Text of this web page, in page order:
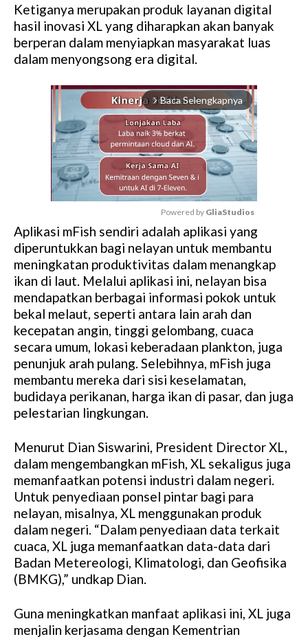
Ketiganya merupakan produk layanan digital
hasil inovasi XL yang diharapkan akan banyak
berperan dalam menyiapkan masyarakat luas
dalam menyongsong era digital.
arrow_forward_ios Baca Selengkapnya
M
u
t
e
Powered by GliaStudios
Aplikasi mFish sendiri adalah aplikasi yang
diperuntukkan bagi nelayan untuk membantu
meningkatan produktivitas dalam menangkap
ikan di laut. Melalui aplikasi ini, nelayan bisa
mendapatkan berbagai informasi pokok untuk
bekal melaut, seperti antara lain arah dan
kecepatan angin, tinggi gelombang, cuaca
secara umum, lokasi keberadaan plankton, juga
penunjuk arah pulang. Selebihnya, mFish juga
membantu mereka dari sisi keselamatan,
budidaya perikanan, harga ikan di pasar, dan juga
pelestarian lingkungan.
Menurut Dian Siswarini, President Director XL,
dalam mengembangkan mFish, XL sekaligus juga
memanfaatkan potensi industri dalam negeri.
Untuk penyediaan ponsel pintar bagi para
nelayan, misalnya, XL menggunakan produk
dalam negeri. “Dalam penyediaan data terkait
cuaca, XL juga memanfaatkan data-data dari
Badan Metereologi, Klimatologi, dan Geofisika
(BMKG),” undkap Dian.
Guna meningkatkan manfaat aplikasi ini, XL juga
menjalin kerjasama dengan Kementrian